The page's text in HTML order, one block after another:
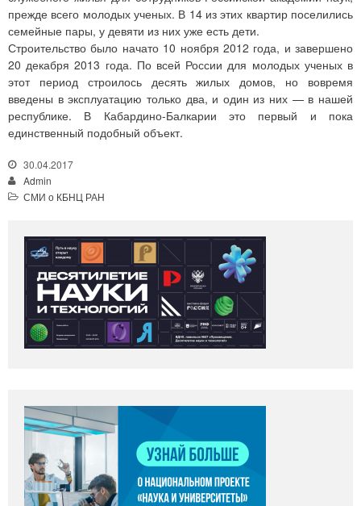
прежде всего молодых ученых. В 14 из этих квартир поселились
семейные пары, у девяти из них уже есть дети.
Строительство было начато 10 ноября 2012 года, и завершено
20 декабря 2013 года. По всей России для молодых ученых в
этот период строилось десять жилых домов, но вовремя
введены в эксплуатацию только два, и один из них — в нашей
республике. В Кабардино-Балкарии это первый и пока
единственный подобный объект.
30.04.2017
Admin
СМИ о КБНЦ РАН